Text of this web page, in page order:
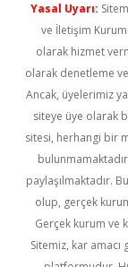
Yasal Uyarı:
ve İletişim
olarak hizmet
olarak denetleme
Ancak, üyelerimiz
siteye üye olarak
sitesi, herhangi bir
paylaşılmaktadır.
olup, gerçek
Gerçek kurum ve
Sitemiz, kar